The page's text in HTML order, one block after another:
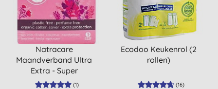
Natracare
Maandverband Ultra
Extra - Super
(1)
Ecodoo Keukenrol (2
rollen)
(16)